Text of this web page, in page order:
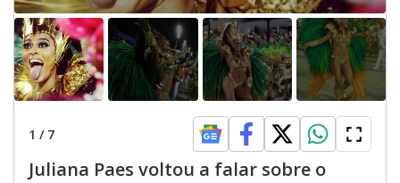
1 / 7
Juliana Paes voltou a falar sobre o